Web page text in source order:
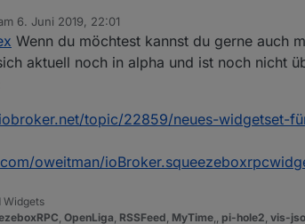
Da du nach einer Wunschliste fragst:
Ich bin aktuell noch "Anti-Alexa" würde aber gerne
LMS-Player spielen eine ausgewählte MP3 ab und
Dann könnte man das noch weiter denken: Der
Vielleicht hast du ja eine Idee das umzusetzen. :-)
6. Juni 2019, 22:01
von
Wenn du möchtest kannst du gerne auch
aktuell noch in alpha und ist noch nicht
topic/22859/neues-widgetset-
oweitman/
Widgets
OpenLiga RSSFeed MyTime pi-hole2 vis-